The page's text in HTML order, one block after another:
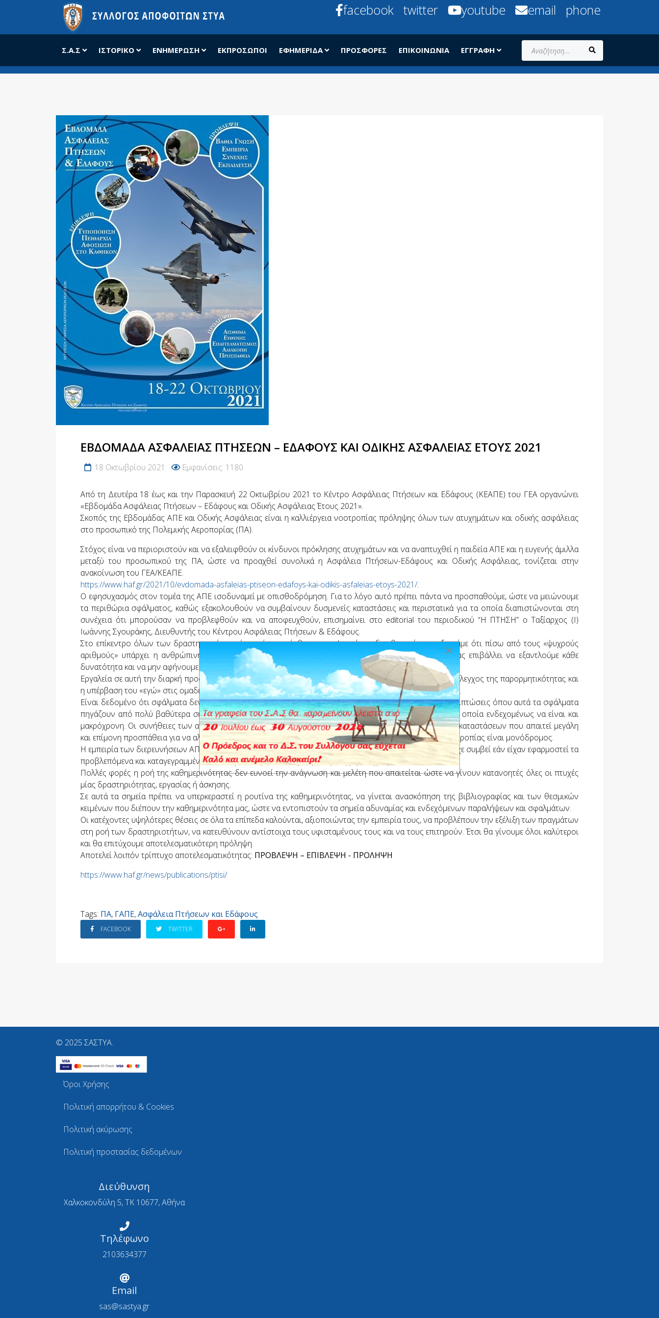
facebook twitter youtube email phone
Σ.Α.Σ ΙΣΤΟΡΙΚΌ ΕΝΗΜΈΡΩΣΗ ΕΚΠΡΌΣΩΠΟΙ ΕΦΗΜΕΡΊΔΑ ΠΡΟΣΦΟΡΈΣ ΕΠΙΚΟΙΝΩΝΊΑ ΕΓΓΡΑΦΉ Αναζήτηση...
ΕΒΔΟΜΆΔΑ ΑΣΦΆΛΕΙΑΣ ΠΤΉΣΕΩΝ – ΕΔΆΦΟΥΣ ΚΑΙ ΟΔΙΚΉΣ ΑΣΦΆΛΕΙΑΣ ΈΤΟΥΣ 2021
18 Οκτωβρίου 2021 Εμφανίσεις: 1180
Από τη Δευτέρα 18 έως και την Παρασκευή 22 Οκτωβρίου 2021 το Κέντρο Ασφάλειας Πτήσεων και Εδάφους (ΚΕΑΠΕ) του ΓΕΑ οργανώνει
«Εβδομάδα Ασφάλειας Πτήσεων – Εδάφους και Οδικής Ασφάλειας Έτους 2021».
Σκοπός της Εβδομάδας ΑΠΕ και Οδικής Ασφάλειας είναι η καλλιέργεια νοοτροπίας πρόληψης όλων των ατυχημάτων και οδικής ασφάλειας
στο προσωπικό της Πολεμικής Αεροπορίας (ΠΑ).
Στόχος είναι να περιοριστούν και να εξαλειφθούν οι κίνδυνοι πρόκλησης ατυχημάτων και να αναπτυχθεί η παιδεία ΑΠΕ και η ευγενής άμιλλα
μεταξύ του προσωπικού της ΠΑ, ώστε να προαχθεί συνολικά η Ασφάλεια Πτήσεων-Εδάφους και Οδικής Ασφάλειας, τονίζεται στην
ανακοίνωση του ΓΕΑ/ΚΕΑΠΕ.
https://www.haf.gr/2021/10/evdomada-asfaleias-ptiseon-edafoys-kai-odikis-asfaleias-etoys-2021/.
Ο εφησυχασμός στον τομέα της ΑΠΕ ισοδυναμεί με οπισθοδρόμηση. Για το λόγο αυτό πρέπει πάντα να προσπαθούμε, ώστε να μειώνουμε
τα περιθώρια σφάλματος, καθώς εξακολουθούν να συμβαίνουν δυσμενείς καταστάσεις και περιστατικά για τα οποία διαπιστώνονται στη
συνέχεια ότι μπορούσαν να προβλεφθούν και να αποφευχθούν, επισημαίνει στο editorial του περιοδικού “Η ΠΤΗΣΗ” ο Ταξίαρχος (Ι)
Ιωάννης Σγουράκης, Διευθυντής του Κέντρου Ασφάλειας Πτήσεων & Εδάφους.
Στο επίκεντρο όλων των δραστηριοτήτων είναι πάντα ο άνθρωπος, γι’ αυτό και δεν θα πρέπει να ξεχνάμε ότι πίσω από τους «ψυχρούς
αριθμούς» υπάρχει η ανθρώπινη ζωή η οποία δεν αποτιμάται με νούμερα, αλλά ως υπέρτατη αξία, μας επιβάλλει να εξαντλούμε κάθε
δυνατότητα και να μην αφήνουμε τίποτε στην τύχη.
Εργαλεία σε αυτή την διαρκή προσπάθειά μας είναι η εκπαίδευση, ο επαγγελματισμός, η υπευθυνότητα, ο έλεγχος της παρορμητικότητας και
η υπέρβαση του «εγώ» στις ομαδικές εργασίες, στοιχεία απαραίτητα για ποιοτικά και ασφαλή αποτελέσματα.
Είναι δεδομένο ότι σφάλματα δεν συμβαίνουν μόνο στην «πρώτη γραμμή», καθότι έχουν καταγραφεί περιπτώσεις όπου αυτά τα σφάλματα
πηγάζουν από πολύ βαθύτερα σημεία και οφείλονται σε πλημμελή επίβλεψη και εσφαλμένη νοοτροπία η οποία ενδεχομένως να είναι και
μακρόχρονη. Οι συνήθειες των ανθρώπων που πλαισιώνουν μια νοοτροπία, αποτελούν ένα σύμπλεγμα καταστάσεων που απαιτεί μεγάλη
και επίμονη προσπάθεια για να αλλάξουν. Όταν όμως διακυβεύονται ανθρώπινες ζωές, τότε η αλλαγή νοοτροπίας είναι μονόδρομος.
Η εμπειρία των διερευνήσεων ΑΠΕ έχει καταδείξει ότι η σημαντική πλειονότητα των ατυχημάτων δεν θα είχε συμβεί εάν είχαν εφαρμοστεί τα
προβλεπόμενα και καταγεγραμμένα στα θεσμικά κείμενα και την υφιστάμενη βιβλιογραφία.
Πολλές φορές η ροή της καθημερινότητας δεν ευνοεί την ανάγνωση και μελέτη που απαιτείται ώστε να γίνουν κατανοητές όλες οι πτυχές
μίας δραστηριότητας, εργασίας ή άσκησης.
Σε αυτά τα σημεία πρέπει να υπερκεραστεί η ρουτίνα της καθημερινότητας, να γίνεται ανασκόπηση της βιβλιογραφίας και των θεσμικών
κειμένων που διέπουν την καθημερινότητα μας, ώστε να εντοπιστούν τα σημεία αδυναμίας και ενδεχόμενων παραλήψεων και σφαλμάτων.
Οι κατέχοντες υψηλότερες θέσεις σε όλα τα επίπεδα καλούνται, αξιοποιώντας την εμπειρία τους, να προβλέπουν την εξέλιξη των πραγμάτων
στη ροή των δραστηριοτήτων, να κατευθύνουν αντίστοιχα τους υφισταμένους τους και να τους επιτηρούν. Έτσι θα γίνουμε όλοι καλύτεροι
και θα επιτύχουμε αποτελεσματικότερη πρόληψη.
Αποτελεί λοιπόν τρίπτυχο αποτελεσματικότητας: ΠΡΟΒΛΕΨΗ – ΕΠΙΒΛΕΨΗ - ΠΡΟΛΗΨΗ
https://www.haf.gr/news/publications/ptisi/
Tags: ΠΑ, ΓΑΠΕ,Ασφάλεια Πτήσεων και Εδάφους
FACEBOOK TWITTER
© 2025 ΣΑΣΤΥΑ.
Όροι Χρήσης
Πολιτική απορρήτου & Cookies
Πολιτική ακύρωσης
Πολιτική προστασίας δεδομένων
Διεύθυνση
Χαλκοκονδύλη 5, ΤΚ 10677, Αθήνα
Τηλέφωνο
2103634377
Email
sas@sastya.gr
×